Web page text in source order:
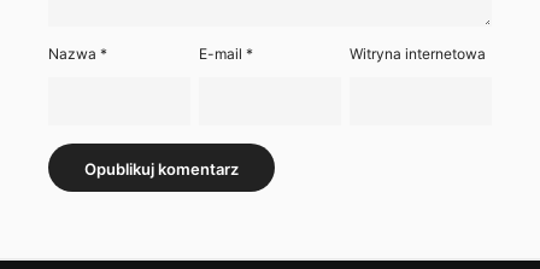
Nazwa * E-mail* Witryna internetowa